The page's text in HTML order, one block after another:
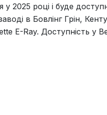
2025 році і буде
в Бовлінг Грін,
E-Ray. Доступність у